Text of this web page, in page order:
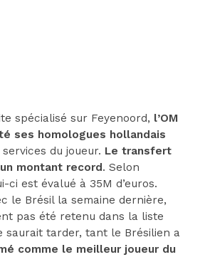
spécialisé sur Feyenoord, l’OM
ses homologues hollandais
du joueur. Le transfert
montant record. Selon
ci est évalué à 35M d’euros.
le Brésil la semaine dernière,
pas été retenu dans la liste
saurait tarder, tant le Brésilien a
comme le meilleur joueur du